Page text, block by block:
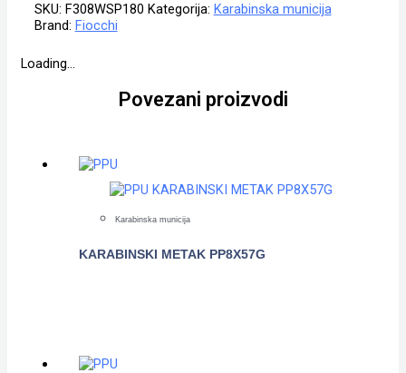
SKU: F308WSP180 Kategorija: Karabinska municija
Brand: Fiocchi
Loading...
Povezani proizvodi
Karabinska municija
KARABINSKI METAK PP8X57G